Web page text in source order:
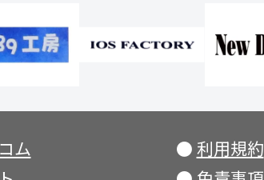
ム
● 利用規約